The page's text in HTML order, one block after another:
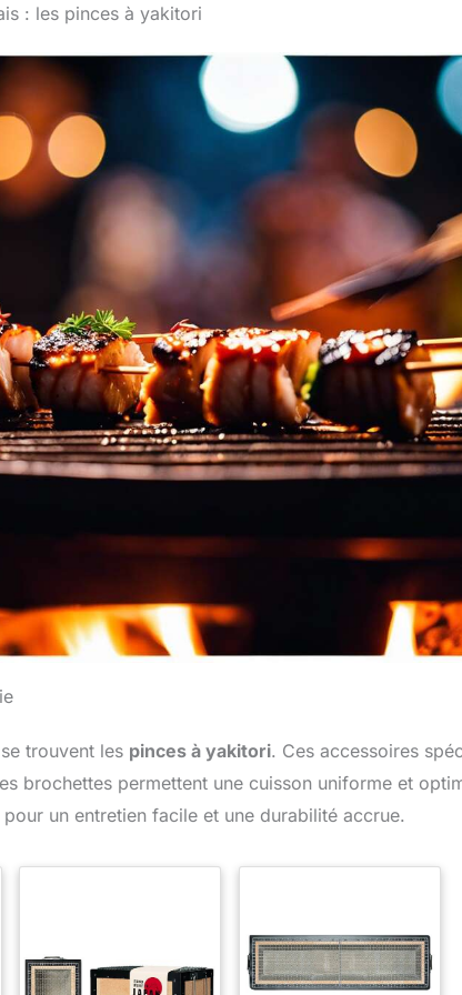
: les pinces à yakitori
trouvent les pinces à yakitori. Ces accessoires
brochettes permettent une cuisson uniforme et
un entretien facile et une durabilité accrue.